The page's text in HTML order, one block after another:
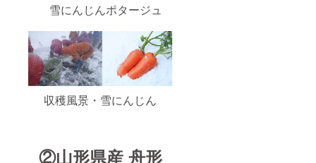
雪にんじんポタージュ
収穫風景・雪にんじん
②山形県産 舟形